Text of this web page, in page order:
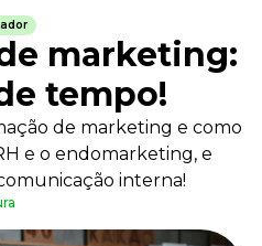
marketing:
tempo!
de marketing e como
e o endomarketing, e
interna!